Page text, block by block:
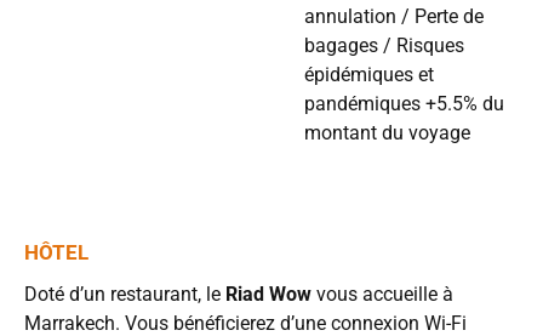
annulation / Perte de
bagages / Risques
épidémiques et
pandémiques +5.5% du
montant du voyage
HÔTEL
Doté d’un restaurant, le Riad Wowvous accueille à
Marrakech. Vous bénéficierez d’une connexion Wi-Fi